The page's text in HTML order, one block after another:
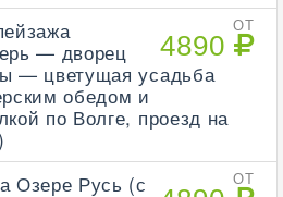
ОТ
4890
— дворец
— цветущая усадьба
обедом и
по Волге, проезд на
ОТ
Озере Русь (с